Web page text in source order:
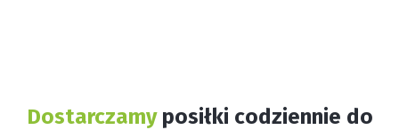
Dostarczamy posiłki codziennie do